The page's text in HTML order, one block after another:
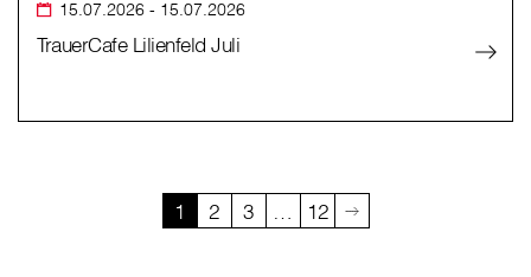
15.07.2026 - 15.07.2026
TrauerCafe Lilienfeld Juli
1 2 3 … 12